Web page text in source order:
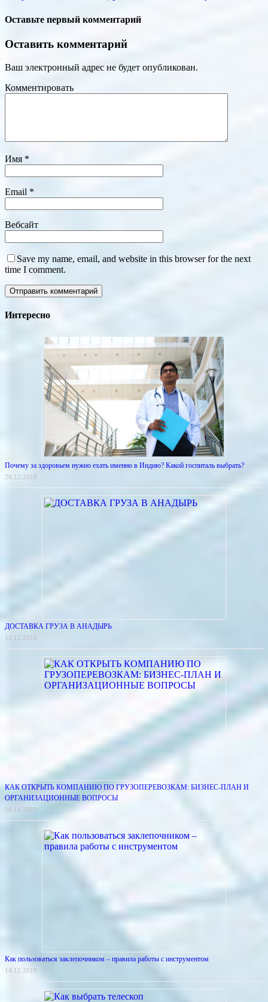
Оставьте первый комментарий
Оставить комментарий
Ваш электронный адрес не будет опубликован.
Комментировать
Имя *
Email *
Вебсайт
Save my name, email, and website in this browser for the next
time I comment.
Интересно
Почему за здоровьем нужно ехать именно в Индию? Какой госпиталь выбрать?
26.12.2018
ДОСТАВКА ГРУЗА В АНАДЫРЬ
12.12.2018
КАК ОТКРЫТЬ КОМПАНИЮ ПО ГРУЗОПЕРЕВОЗКАМ: БИЗНЕС-ПЛАН И
ОРГАНИЗАЦИОННЫЕ ВОПРОСЫ
16.11.2018
Как пользоваться заклепочником – правила работы с инструментом
14.11.2018